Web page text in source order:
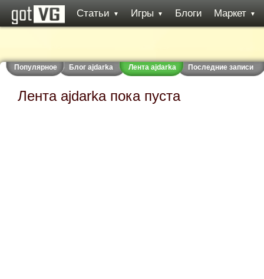
Статьи ▼ Игры ▼ Блоги Маркет ▼
Популярное Блог ajdarka Лента ajdarka Последние записи
Лента ajdarka пока пуста